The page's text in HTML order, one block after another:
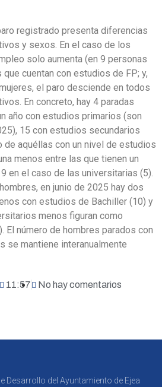
registrado presenta diferencias
y sexos. En el caso de los
solo aumenta (en 9 personas
que cuentan con estudios de FP; y,
el paro desciende en todos
En concreto, hay 4 paradas
año con estudios primarios (son
15 con estudios secundarios
de aquéllas con un nivel de estudios
menos entre las que tienen un
en el caso de las universitarias (5).
en junio de 2025 hay dos
con estudios de Bachiller (10) y
menos figuran como
El número de hombres parados con
se mantiene interanualmente
11:57 No hay comentarios
Desarrollo del Ayuntamiento de Ejea